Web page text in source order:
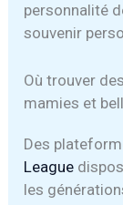
personnalité
souvenir
Où trouver
mamies et
Des
League
les